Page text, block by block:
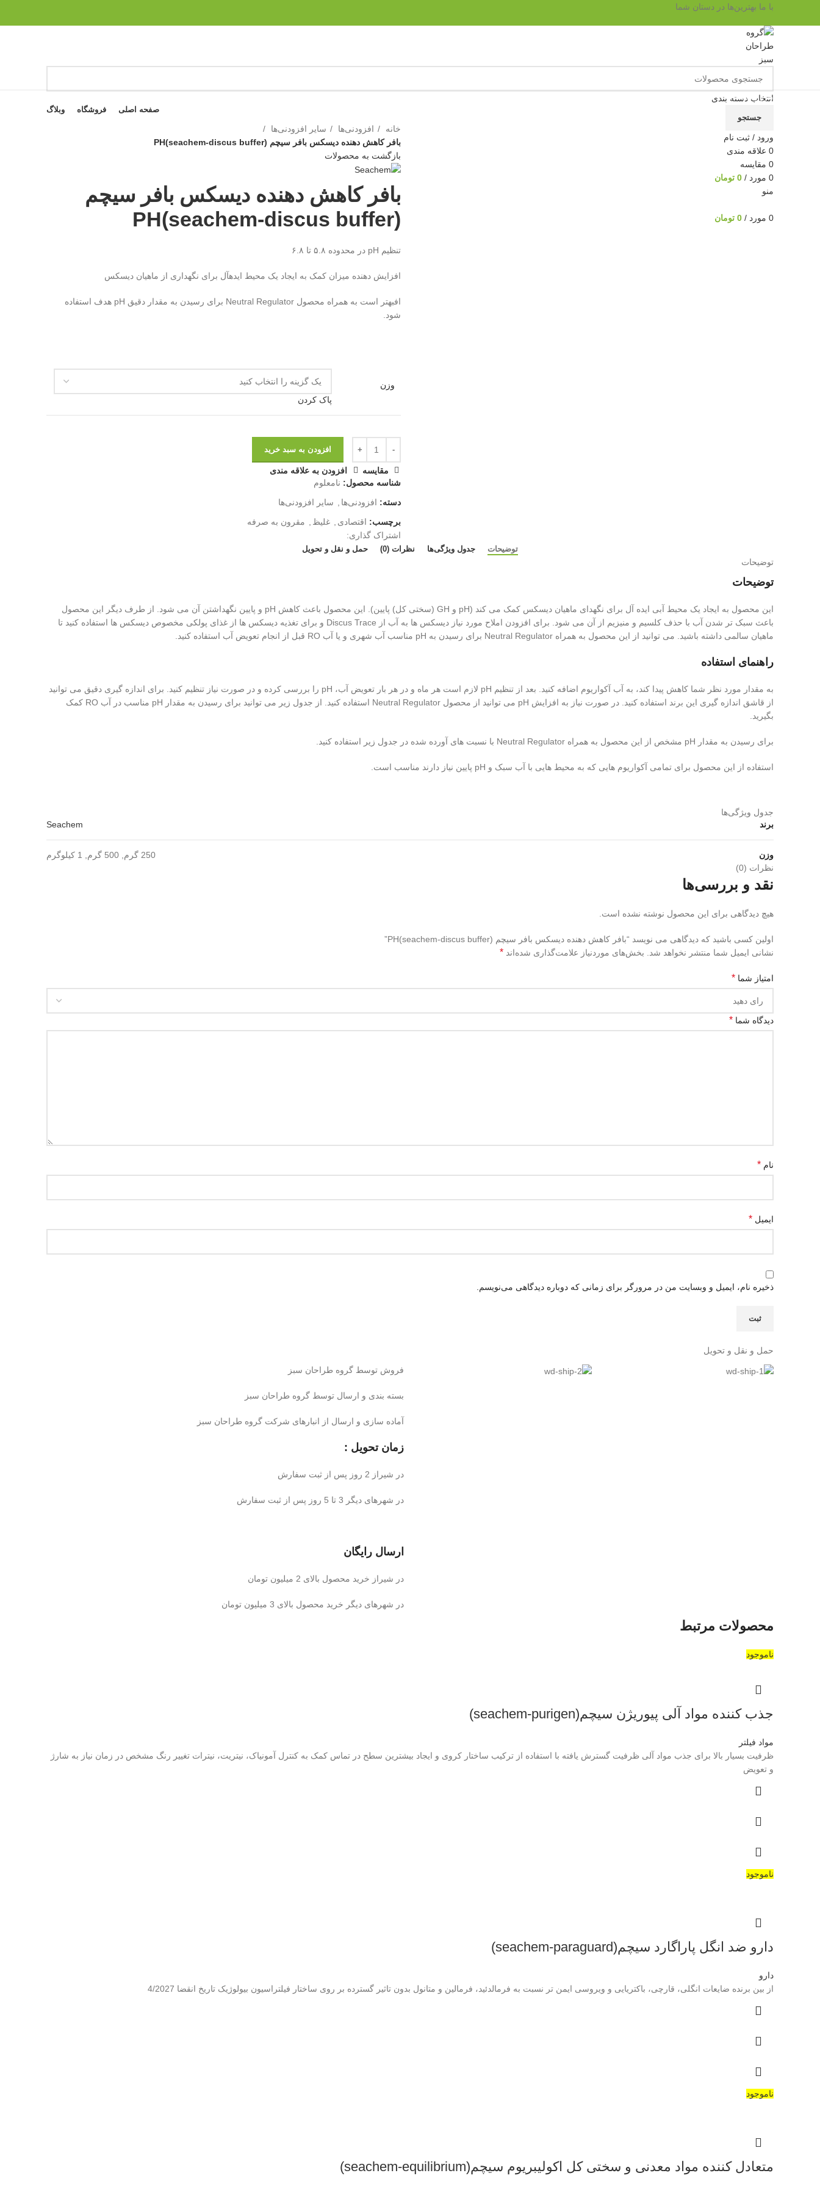
با ما بهترین‌ها در دستان شما
انتخاب دسته بندی
جستجو
ورود / ثبت نام
0 علاقه مندی
0 مقايسه
0 مورد /
0 تومان
منو
0 مورد /
0 تومان
مرور دسته ها
صفحه اصلی فروشگاه وبلاگ
خانه افزودنی‌ها
سایر افزودنی‌ها
بافر کاهش دهنده دیسکس بافر سیچم PH(seachem-discus buffer)
بازگشت به محصولات
بافر کاهش دهنده دیسکس بافر سیچم
PH(seachem-discus buffer)
تنظیم pH در محدوده ۵.۸ تا ۶.۸
افزایش دهنده میزان کمک به ایجاد یک محیط ایدهآل برای نگهداری از ماهیان دیسکس
افبهتر است به همراه محصول Neutral Regulator برای رسیدن به مقدار دقیق pH هدف استفاده
شود.
وزن
پاک کردن
افزودن به سبد خرید
مقايسه
افزودن به علاقه مندی
شناسه محصول: نامعلوم
دسته: افزودنی‌ها , سایر افزودنی‌ها
برچسب: اقتصادی , غلیظ , مقرون به صرفه
اشتراک گذاری:
توضیحات جدول ویژگی‌ها نظرات (0) حمل و نقل و تحویل
توضیحات
توضیحات
این محصول به ایجاد یک محیط آبی ایده آل برای نگهدای ماهیان دیسکس کمک می کند (pH و GH (سختی کل) پایین). این محصول باعث کاهش pH و پایین نگهداشتن آن می شود. از طرف دیگر این محصول
باعث سبک تر شدن آب با حذف کلسیم و منیزیم از آن می شود. برای افزودن املاح مورد نیاز دیسکس ها به آب از Discus Trace و برای تغذیه دیسکس ها از غذای پولکی مخصوص دیسکس ها استفاده کنید تا
ماهیان سالمی داشته باشید. می توانید از این محصول به همراه Neutral Regulator برای رسیدن به pH مناسب آب شهری و یا آب RO قبل از انجام تعویض آب استفاده کنید.
راهنمای استفاده
به مقدار مورد نظر شما کاهش پیدا کند، به آب آکواریوم اضافه کنید. بعد از تنظیم pH لازم است هر ماه و در هر بار تعویض آب، pH را بررسی کرده و در صورت نیاز تنظیم کنید. برای اندازه گیری دقیق می توانید
از قاشق اندازه گیری این برند استفاده کنید. در صورت نیاز به افزایش pH می توانید از محصول Neutral Regulator استفاده کنید. از جدول زیر می توانید برای رسیدن به مقدار pH مناسب در آب RO کمک
بگیرید.
برای رسیدن به مقدار pH مشخص از این محصول به همراه Neutral Regulator با نسبت های آورده شده در جدول زیر استفاده کنید.
استفاده از این محصول برای تمامی آکواریوم هایی که به محیط هایی با آب سبک و pH پایین نیاز دارند مناسب است.
جدول ویژگی‌ها
برند
Seachem
وزن
250 گرم, 500 گرم, 1 کیلوگرم
نظرات (0)
نقد و بررسی‌ها
هیچ دیدگاهی برای این محصول نوشته نشده است.
اولین کسی باشید که دیدگاهی می نویسد “بافر کاهش دهنده دیسکس بافر سیچم PH(seachem-discus buffer)”
نشانی ایمیل شما منتشر نخواهد شد. بخش‌های موردنیاز علامت‌گذاری شده‌اند *
امتیاز شما *
دیدگاه شما *
نام *
ایمیل *
ذخیره نام، ایمیل و وبسایت من در مرورگر برای زمانی که دوباره دیدگاهی می‌نویسم.
حمل و نقل و تحویل
فروش توسط گروه طراحان سبز
بسته بندی و ارسال توسط گروه طراحان سبز
آماده سازی و ارسال از انبارهای شرکت گروه طراحان سبز
زمان تحویل :
در شیراز 2 روز پس از ثبت سفارش
در شهرهای دیگر 3 تا 5 روز پس از ثبت سفارش
ارسال رایگان
در شیراز خرید محصول بالای 2 میلیون تومان
در شهرهای دیگر خرید محصول بالای 3 میلیون تومان
محصولات مرتبط
ناموجود
جذب کننده مواد آلی پیوریژن سیچم(seachem-purigen)
مواد فیلتر
ظرفیت بسیار بالا برای جذب مواد آلی ظرفیت گسترش یافته با استفاده از ترکیب ساختار کروی و ایجاد بیشترین سطح در تماس کمک به کنترل آمونیاک، نیتریت، نیترات تغییر رنگ مشخص در زمان نیاز به شارژ
و تعویض
ناموجود
دارو ضد انگل پاراگارد سیچم(seachem-paraguard)
دارو
از بین برنده ضایعات انگلی، قارچی، باکتریایی و ویروسی ایمن تر نسبت به فرمالدئید، فرمالین و متانول بدون تاثیر گسترده بر روی ساختار فیلتراسیون بیولوژیک تاریخ انقضا 4/2027
ناموجود
متعادل کننده مواد معدنی و سختی کل اکولیبریوم سیچم(seachem-equilibrium)